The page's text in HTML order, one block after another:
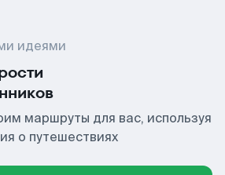
идеями
маршруты для вас, используя
о путешествиях